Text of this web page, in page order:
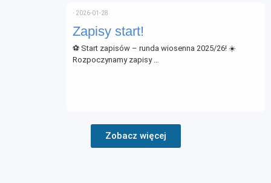
Zapisy start!
⋅ 2026-01-28
⚽ Start zapisów – runda wiosenna 2025/26! ☀️
Rozpoczynamy zapisy …
Zobacz więcej